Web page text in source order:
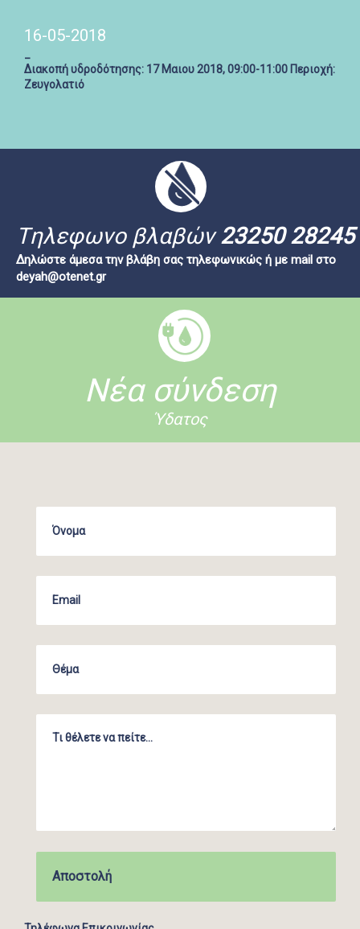
16-05-2018
Διακοπή υδροδότησης: 17 Μαιου 2018, 09:00-11:00 Περιοχή:
Ζευγολατιό
Tηλεφωνο βλαβών23250 28245
Δηλώστε άμεσα την βλάβη σας τηλεφωνικώς ή με mail στο
deyah@otenet.gr
Νέα σύνδεση
Ύδατος